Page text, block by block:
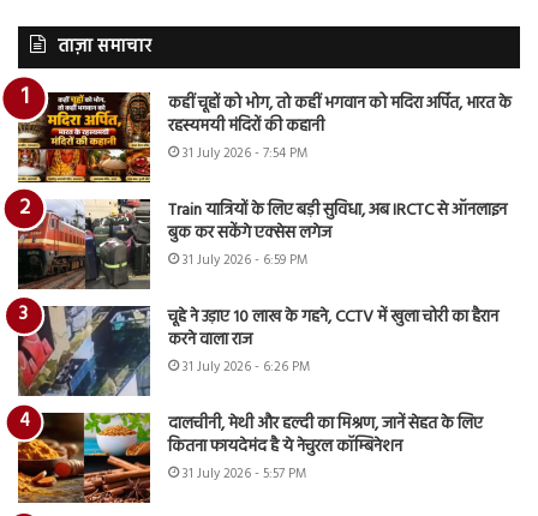
ताज़ा समाचार
कहीं चूहों को भोग, तो कहीं भगवान को मदिरा अर्पित, भारत के
रहस्यमयी मंदिरों की कहानी
31 July 2026 - 7:54 PM
Train यात्रियों के लिए बड़ी सुविधा, अब IRCTC से ऑनलाइन
बुक कर सकेंगे एक्सेस लगेज
31 July 2026 - 6:59 PM
चूहे ने उड़ाए 10 लाख के गहने, CCTV में खुला चोरी का हैरान
करने वाला राज
31 July 2026 - 6:26 PM
दालचीनी, मेथी और हल्दी का मिश्रण, जानें सेहत के लिए
कितना फायदेमंद है ये नेचुरल कॉम्बिनेशन
31 July 2026 - 5:57 PM